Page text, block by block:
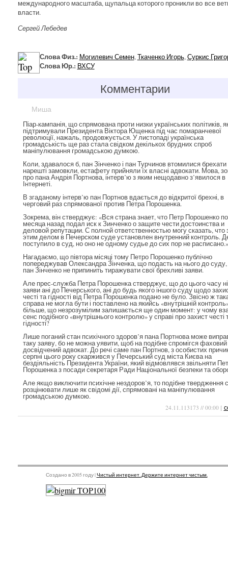
международного масштаба, щупальца которого проникли во все
власти.
Сергей Лебедев
Слова Физ.: Могилевич Семен, Ткаченко Игорь, Суркис
Слова Юр.: ВХСУ
Комментарии
Миша
Піар-кампанія, що спрямована проти низки українських політиків,
підтримували Президента Віктора Ющенка під час помаранчевої
революції, нажаль, продовжується. У листопаді українська
громадськість ще раз стала свідком декількох брудних спроб
маніпулювання громадською думкою.
Коли, здавалося б, пан Зінченко і пан Турчинов втомилися брехати
нарешті замовкли, естафету прийняли їх власні адвокати. Мова,
про пана Андрія Портнова, інтерв’ю з яким нещодавно з’явилося в
Інтернеті.
В згаданому інтерв’ю пан Портнов вдається до відкритої брехні, в
черговий раз спрямованої против Петра Порошенка.
Зокрема, він стверджує: «Вся страна знает, что Петр Порошенко
месяца назад подал иск к Зинченко о защите чести достоинства и
деловой репутации. С полной ответственностью могу сказать, что
этим делом в Печерском суде установлен внутренний контроль.
поступило в суд, но оно не одному судье до сих пор не расписано.»
Нагадаємо, що півтора місяці тому Петро Порошенко публічно
попереджував Олександра Зінченка, що подасть на нього до
пан Зінченко не припинить тиражувати свої брехливі заяви.
Але прес-служба Петра Порошенка стверджує, що до цього часу
заяви ані до Печерського, ані до будь якого іншого суду щодо
честі та гідності від Петра Порошенка подано не було. Звісно ж
справа не могла бути і поставлено на якийсь «внутрішній
більше, що незрозумілим залишається ще один момент: у чому
сенс подібного «внутрішнього контролю» у справі про захист честі
гідності?
Лише поганий стан психічного здоров’я пана Портнова може
таку заяву, бо не можна уявити, щоб на подібне спромігся фаховий
досвідчений адвокат. До речі саме пан Портнов, з особистих
серпні цього року скаржився у Печерський суд міста Києва на
бездіяльність Президента України, який відмовлявся звільняти
Порошенка з посади секретаря Ради Національної безпеки та
Але якщо виключити психічне нездоров’я, то подібне твердження
розцінювати лише як свідомі дії, спрямовані на маніпулювання
громадською думкою.
24.11.113173 // 00:00 [
Создано в 2005 году |Чистый интернет. Держите интернет чистым.